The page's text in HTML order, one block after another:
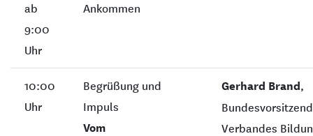
ab
9:00
Uhr
Ankommen
10:00
Uhr
Begrüßung und
Impuls
Vom
Gerhard Brand,
Verbandes